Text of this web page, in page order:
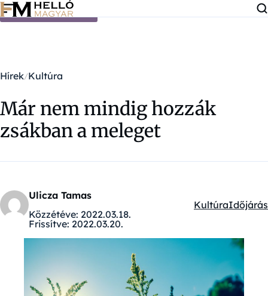
Ugrás a tartalomra
Hírek Kultúra
Már nem mindig hozzák
zsákban a meleget
Ulicza Tamas
Közzétéve: 2022.03.18.
Frissítve: 2022.03.20.
Kategóriák:
KultúraIdőjárás